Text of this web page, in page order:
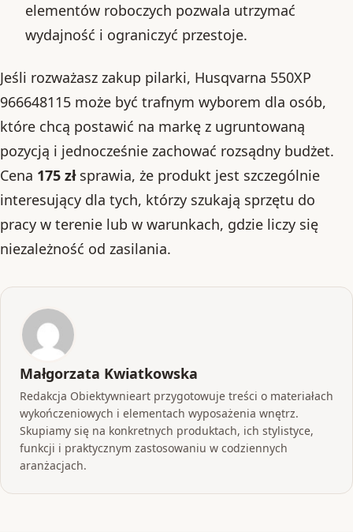
elementów roboczych pozwala utrzymać
wydajność i ograniczyć przestoje.
Jeśli rozważasz zakup pilarki, Husqvarna 550XP
966648115 może być trafnym wyborem dla osób,
które chcą postawić na markę z ugruntowaną
pozycją i jednocześnie zachować rozsądny budżet.
Cena 175 złsprawia, że produkt jest szczególnie
interesujący dla tych, którzy szukają sprzętu do
pracy w terenie lub w warunkach, gdzie liczy się
niezależność od zasilania.
Małgorzata Kwiatkowska
Redakcja Obiektywnieart przygotowuje treści o materiałach
wykończeniowych i elementach wyposażenia wnętrz.
Skupiamy się na konkretnych produktach, ich stylistyce,
funkcji i praktycznym zastosowaniu w codziennych
aranżacjach.